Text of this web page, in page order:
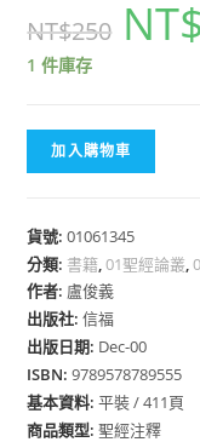
NT$250
1 件庫存
加入購物車
貨號:01061345
分類: 書籍,01聖經論叢,
作者: 盧俊義
出版社:信福
出版日期: Dec-00
ISBN:9789578789555
基本資料:平裝 / 411頁
商品類型:聖經注釋